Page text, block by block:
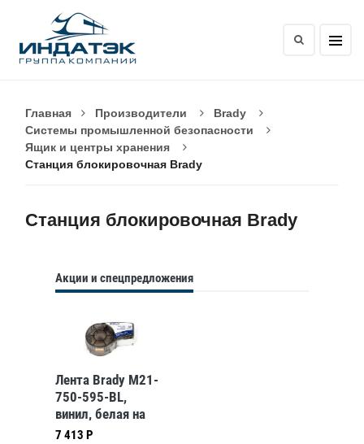
Главная Производители
Brady
Системы промышленной безопасности
Ящик и центры хранения
Станция блокировочная Brady
Станция блокировочная Brady
Акции и спецпредложения
Лента Brady M21-
750-595-BL,
винил, белая на
синем, 19,05
7 413 Р